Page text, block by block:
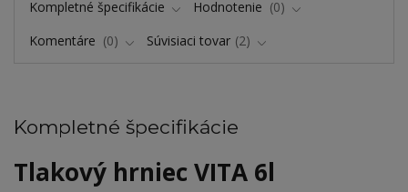
Kompletné špecifikácie Hodnotenie
0
Komentáre
0 Súvisiaci tovar 2
Kompletné špecifikácie
Tlakový hrniec VITA 6l